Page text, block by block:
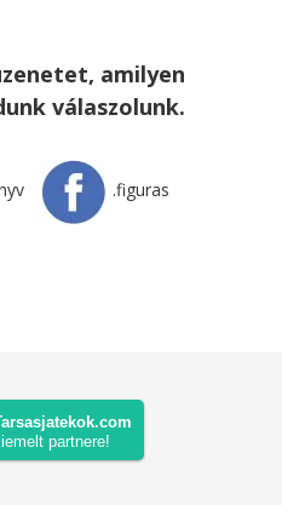
amilyen
válaszolunk.
.figuras
partnere!